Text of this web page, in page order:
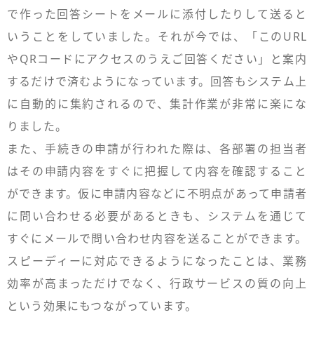
で作った回答シートをメールに添付したりして送ると
いうことをしていました。それが今では、「このURL
やQRコードにアクセスのうえご回答ください」と案内
するだけで済むようになっています。回答もシステム上
に自動的に集約されるので、集計作業が非常に楽にな
りました。
また、手続きの申請が行われた際は、各部署の担当者
はその申請内容をすぐに把握して内容を確認すること
ができます。仮に申請内容などに不明点があって申請者
に問い合わせる必要があるときも、システムを通じて
すぐにメールで問い合わせ内容を送ることができます。
スピーディーに対応できるようになったことは、業務
効率が高まっただけでなく、行政サービスの質の向上
という効果にもつながっています。